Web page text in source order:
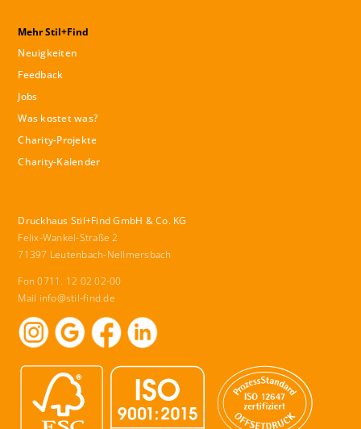
Mehr Stil+Find
Neuigkeiten
Feedback
Jobs
Was kostet was?
Charity-Projekte
Charity-Kalender
Druckhaus Stil+Find GmbH & Co. KG
Felix-Wankel-Straße 2
71397 Leutenbach-Nellmersbach
Fon 0711. 12 02 02-00
Mail info@stil-find.de